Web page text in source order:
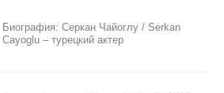
Биография: Серкан Чайоглу / Serkan
Cayoglu – турецкий актер